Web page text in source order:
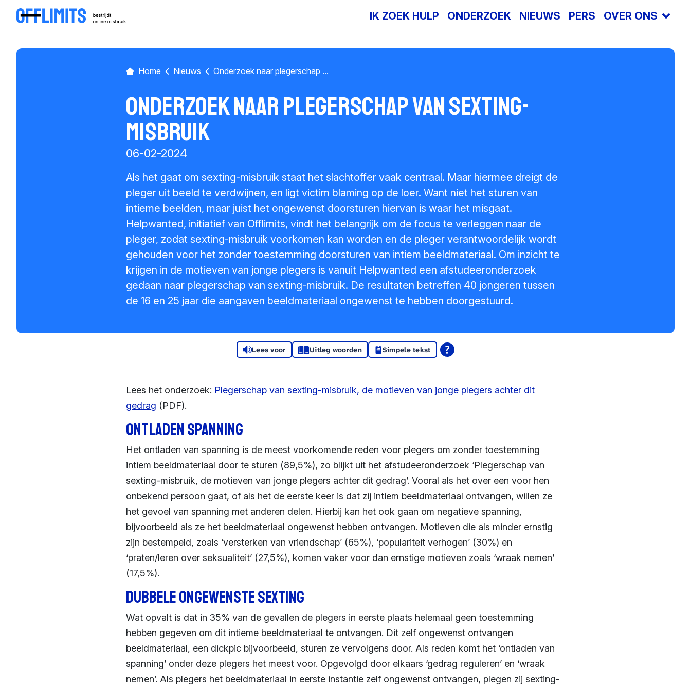
IK ZOEK HULP ONDERZOEK NIEUWS PERS OVER ONS
Home Nieuws Onderzoek naar plegerschap ...
Onderzoek naar plegerschap van sexting-
misbruik
06-02-2024
Als het gaat om sexting-misbruik staat het slachtoffer vaak centraal. Maar hiermee dreigt de
pleger uit beeld te verdwijnen, en ligt victim blaming op de loer. Want niet het sturen van
intieme beelden, maar juist het ongewenst doorsturen hiervan is waar het misgaat.
Helpwanted, initiatief van Offlimits, vindt het belangrijk om de focus te verleggen naar de
pleger, zodat sexting-misbruik voorkomen kan worden en de pleger verantwoordelijk wordt
gehouden voor het zonder toestemming doorsturen van intiem beeldmateriaal. Om inzicht te
krijgen in de motieven van jonge plegers is vanuit Helpwanted een afstudeeronderzoek
gedaan naar plegerschap van sexting-misbruik. De resultaten betreffen 40 jongeren tussen
de 16 en 25 jaar die aangaven beeldmateriaal ongewenst te hebben doorgestuurd.
Lees voor Uitleg woorden Simpele tekst
Lees het onderzoek: Plegerschap van sexting-misbruik, de motieven van jonge plegers achter dit
gedrag (PDF).
Ontladen spanning
Het ontladen van spanning is de meest voorkomende reden voor plegers om zonder toestemming
intiem beeldmateriaal door te sturen (89,5%), zo blijkt uit het afstudeeronderzoek ‘Plegerschap van
sexting-misbruik, de motieven van jonge plegers achter dit gedrag’. Vooral als het over een voor hen
onbekend persoon gaat, of als het de eerste keer is dat zij intiem beeldmateriaal ontvangen, willen ze
het gevoel van spanning met anderen delen. Hierbij kan het ook gaan om negatieve spanning,
bijvoorbeeld als ze het beeldmateriaal ongewenst hebben ontvangen. Motieven die als minder ernstig
zijn bestempeld, zoals ‘versterken van vriendschap’ (65%), ‘populariteit verhogen’ (30%) en
‘praten/leren over seksualiteit’ (27,5%), komen vaker voor dan ernstige motieven zoals ‘wraak nemen’
(17,5%).
Dubbele ongewenste sexting
Wat opvalt is dat in 35% van de gevallen de plegers in eerste plaats helemaal geen toestemming
hebben gegeven om dit intieme beeldmateriaal te ontvangen. Dit zelf ongewenst ontvangen
beeldmateriaal, een dickpic bijvoorbeeld, sturen ze vervolgens door. Als reden komt het ‘ontladen van
spanning’ onder deze plegers het meest voor. Opgevolgd door elkaars ‘gedrag reguleren’ en ‘wraak
nemen’. Als plegers het beeldmateriaal in eerste instantie zelf ongewenst ontvangen, plegen zij sexting-